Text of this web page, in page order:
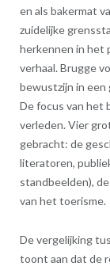
en als bakermat
zuidelijke
herkennen in het
verhaal. Brugge
bewustzijn in een
De focus van het
verleden. Vier
gebracht: de
literatoren,
standbeelden),
van het toerisme.
De vergelijking
toont aan dat de